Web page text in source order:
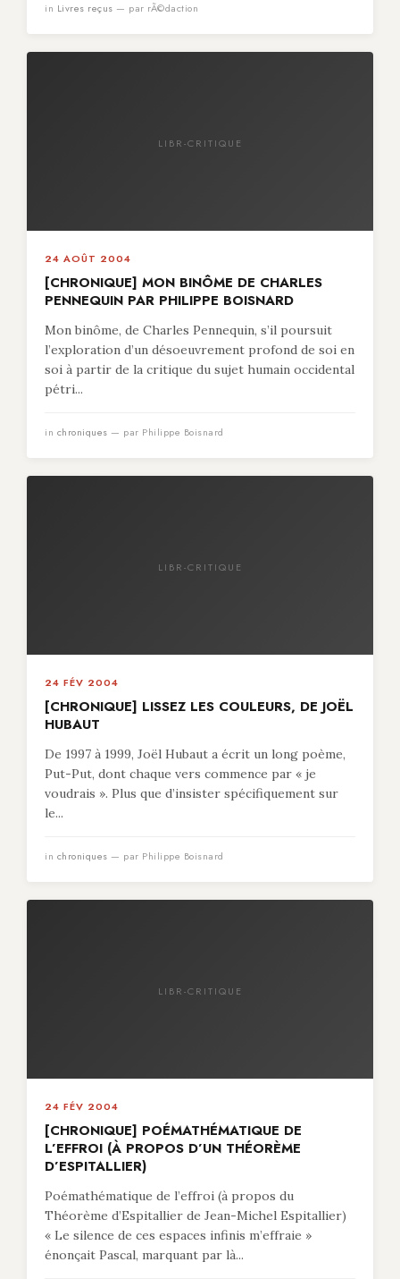
in Livres reçus — par rÃ©daction
LIBR-CRITIQUE
24 AOÛT 2004
[CHRONIQUE] MON BINÔME DE CHARLES
PENNEQUIN PAR PHILIPPE BOISNARD
Mon binôme, de Charles Pennequin, s’il poursuit
l’exploration d’un désoeuvrement profond de soi en
soi à partir de la critique du sujet humain occidental
pétri...
in chroniques — par Philippe Boisnard
LIBR-CRITIQUE
24 FÉV 2004
[CHRONIQUE] LISSEZ LES COULEURS, DE JOËL
HUBAUT
De 1997 à 1999, Joël Hubaut a écrit un long poème,
Put-Put, dont chaque vers commence par « je
voudrais ». Plus que d’insister spécifiquement sur
le...
in chroniques — par Philippe Boisnard
LIBR-CRITIQUE
24 FÉV 2004
[CHRONIQUE] POÉMATHÉMATIQUE DE
L’EFFROI (À PROPOS D’UN THÉORÈME
D’ESPITALLIER)
Poémathématique de l’effroi (à propos du
Théorème d’Espitallier de Jean-Michel Espitallier)
« Le silence de ces espaces infinis m’effraie »
énonçait Pascal, marquant par là...